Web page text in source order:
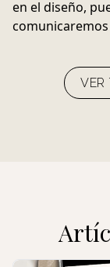
en el diseño,
VER